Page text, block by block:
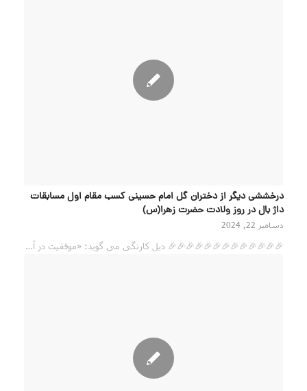
درخششی دیگر از دختران گل امام حسینی کسب مقام اول مسابقات
داژ بال در روز ولادت حضرت زهرا(س)
دسامبر 22, 2024
🎉🎉🎉🎉🎉🎉🎉🎉🎉🎉🎉🎉🎉 دیل کارنگی می گوید: «موفقیت در آ…